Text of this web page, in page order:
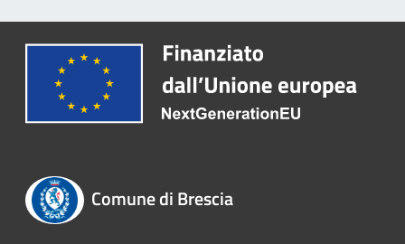
Comune di Brescia